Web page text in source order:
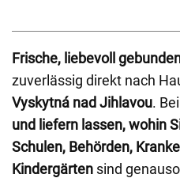
Frische, liebevoll
zuverlässig direkt nach
Vyskytná nad Jihlavou.
und liefern lassen, wohin
Schulen, Behörden,
Kindergärten sind